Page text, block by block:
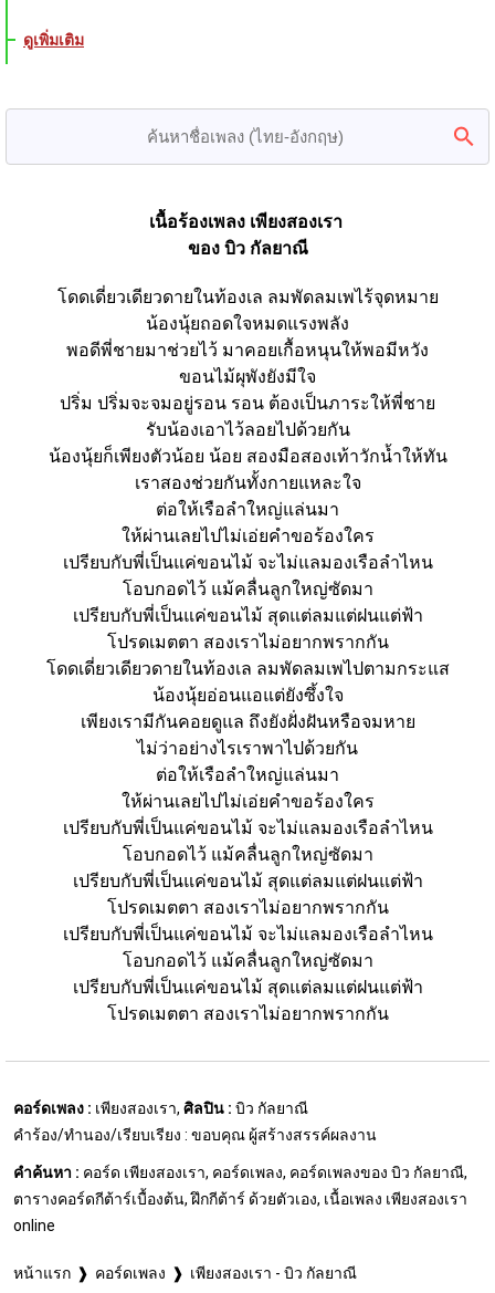
ดูเพิ่มเติม
เนื้อร้องเพลง เพียงสองเรา
ของ บิว กัลยาณี
โดดเดี่ยวเดียวดายในท้องเล ลมพัดลมเพไร้จุดหมาย
น้องนุ้ยถอดใจหมดแรงพลัง
พอดีพี่ชายมาช่วยไว้ มาคอยเกื้อหนุนให้พอมีหวัง
ขอนไม้ผุพังยังมีใจ
ปริ่ม ปริ่มจะจมอยู่รอน รอน ต้องเป็นภาระให้พี่ชาย
รับน้องเอาไว้ลอยไปด้วยกัน
น้องนุ้ยก็เพียงตัวน้อย น้อย สองมือสองเท้าวักน้ำให้ทัน
เราสองช่วยกันทั้งกายแหละใจ
ต่อให้เรือลำใหญ่แล่นมา
ให้ผ่านเลยไปไม่เอ่ยคำขอร้องใคร
เปรียบกับพี่เป็นแค่ขอนไม้ จะไม่แลมองเรือลำไหน
โอบกอดไว้ แม้คลื่นลูกใหญ่ซัดมา
เปรียบกับพี่เป็นแค่ขอนไม้ สุดแต่ลมแต่ฝนแต่ฟ้า
โปรดเมตตา สองเราไม่อยากพรากกัน
โดดเดี่ยวเดียวดายในท้องเล ลมพัดลมเพไปตามกระแส
น้องนุ้ยอ่อนแอแต่ยังซึ้งใจ
เพียงเรามีกันคอยดูแล ถึงยังฝั่งฝันหรือจมหาย
ไม่ว่าอย่างไรเราพาไปด้วยกัน
ต่อให้เรือลำใหญ่แล่นมา
ให้ผ่านเลยไปไม่เอ่ยคำขอร้องใคร
เปรียบกับพี่เป็นแค่ขอนไม้ จะไม่แลมองเรือลำไหน
โอบกอดไว้ แม้คลื่นลูกใหญ่ซัดมา
เปรียบกับพี่เป็นแค่ขอนไม้ สุดแต่ลมแต่ฝนแต่ฟ้า
โปรดเมตตา สองเราไม่อยากพรากกัน
เปรียบกับพี่เป็นแค่ขอนไม้ จะไม่แลมองเรือลำไหน
โอบกอดไว้ แม้คลื่นลูกใหญ่ซัดมา
เปรียบกับพี่เป็นแค่ขอนไม้ สุดแต่ลมแต่ฝนแต่ฟ้า
โปรดเมตตา สองเราไม่อยากพรากกัน
คอร์ดเพลง : เพียงสองเรา, ศิลปิน : บิว กัลยาณี
คำร้อง/ทำนอง/เรียบเรียง : ขอบคุณ ผู้สร้างสรรค์ผลงาน
คำค้นหา : คอร์ด เพียงสองเรา, คอร์ดเพลง, คอร์ดเพลงของ บิว กัลยาณี,
ตารางคอร์ดกีต้าร์เบื้องต้น, ฝึกกีต้าร์ ด้วยตัวเอง, เนื้อเพลง เพียงสองเรา
online
หน้าแรก คอร์ดเพลง เพียงสองเรา - บิว กัลยาณี